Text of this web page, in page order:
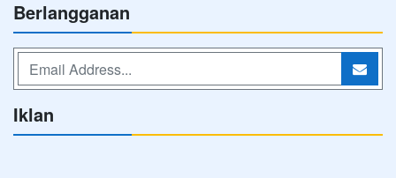
Berlangganan
Iklan